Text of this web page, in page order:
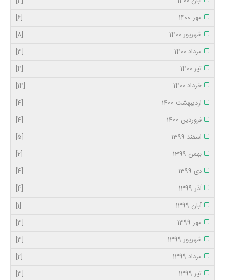
مهر 1400
[6]
شهریور 1400
[8]
مرداد 1400
[3]
تیر 1400
[4]
خرداد 1400
[14]
اردیبهشت 1400
[4]
فروردین 1400
[4]
اسفند 1399
[5]
بهمن 1399
[2]
دی 1399
[4]
آذر 1399
[4]
آبان 1399
[1]
مهر 1399
[3]
شهریور 1399
[3]
مرداد 1399
[2]
تیر 1399
[3]